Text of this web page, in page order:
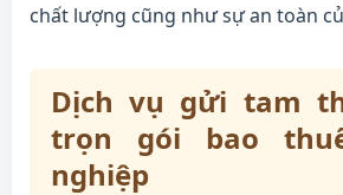
chất lượng cũng như sự an toàn
Dịch vụ gửi tam
trọn gói bao
nghiệp